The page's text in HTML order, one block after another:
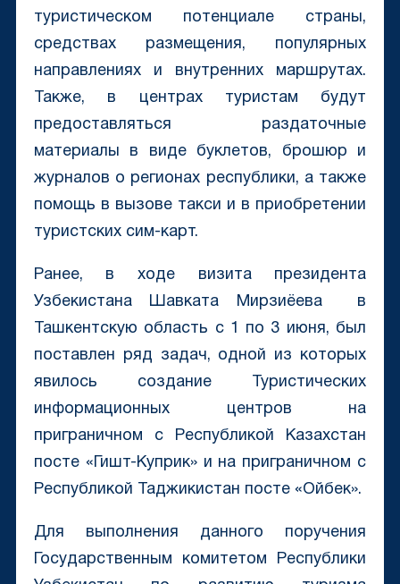
туристическом потенциале страны,
средствах размещения, популярных
направлениях и внутренних маршрутах.
Также, в центрах туристам будут
предоставляться раздаточные
материалы в виде буклетов, брошюр и
журналов о регионах республики, а также
помощь в вызове такси и в приобретении
туристских сим-карт.
Ранее, в ходе визита президента
Узбекистана Шавката Мирзиёева в
Ташкентскую область с 1 по 3 июня, был
поставлен ряд задач, одной из которых
явилось создание Туристических
информационных центров на
приграничном с Республикой Казахстан
посте «Гишт-Куприк» и на приграничном с
Республикой Таджикистан посте «Ойбек».
Для выполнения данного поручения
Государственным комитетом Республики